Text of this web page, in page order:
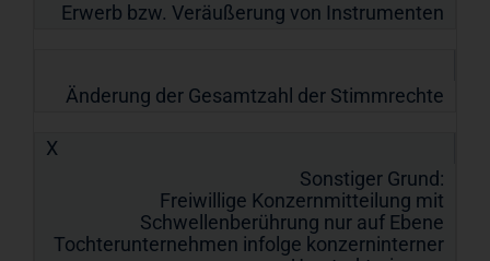
Erwerb bzw. Veräußerung von Instrumenten
Änderung der Gesamtzahl der Stimmrechte
X
Sonstiger Grund:
Freiwillige Konzernmitteilung mit
Schwellenberührung nur auf Ebene
Tochterunternehmen infolge konzerninterner